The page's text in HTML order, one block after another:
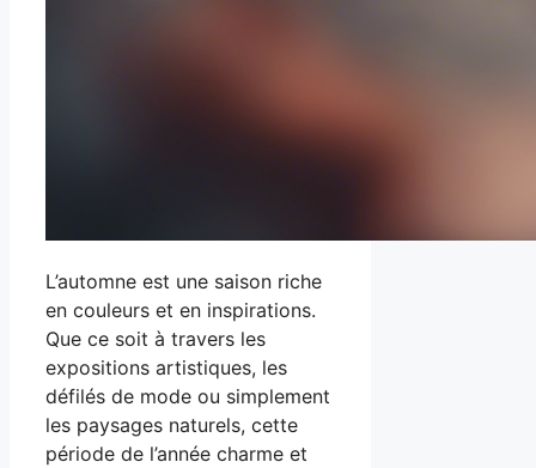
L’automne est une saison riche
en couleurs et en inspirations.
Que ce soit à travers les
expositions artistiques, les
défilés de mode ou simplement
les paysages naturels, cette
période de l’année charme et